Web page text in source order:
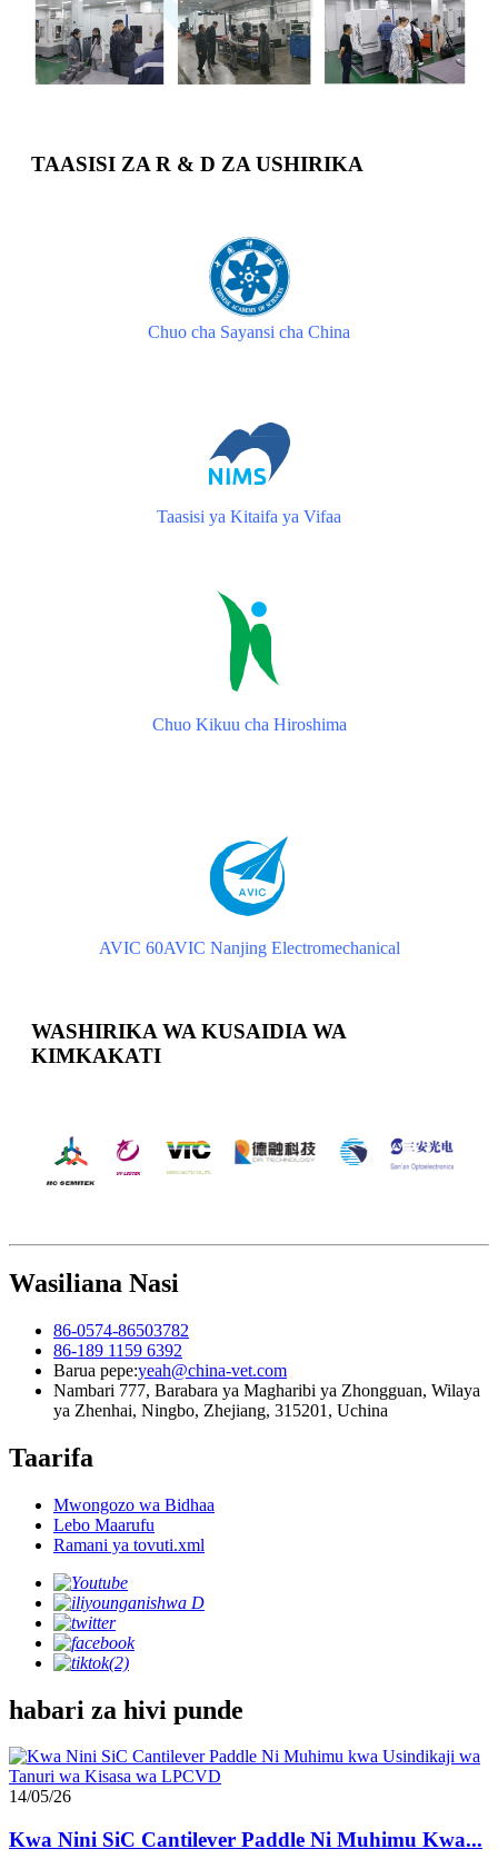
TAASISI ZA R & D ZA USHIRIKA
Chuo cha Sayansi cha China
Taasisi ya Kitaifa ya Vifaa
Chuo Kikuu cha Hiroshima
AVIC 60AVIC Nanjing Electromechanical
WASHIRIKA WA KUSAIDIA WA
KIMKAKATI
Wasiliana Nasi
86-0574-86503782
86-189 1159 6392
Barua pepe:yeah@china-vet.com
Nambari 777, Barabara ya Magharibi ya Zhongguan, Wilaya
ya Zhenhai, Ningbo, Zhejiang, 315201, Uchina
Taarifa
Mwongozo wa Bidhaa
Lebo Maarufu
Ramani ya tovuti.xml
habari za hivi punde
14/05/26
Kwa Nini SiC Cantilever Paddle Ni Muhimu Kwa...